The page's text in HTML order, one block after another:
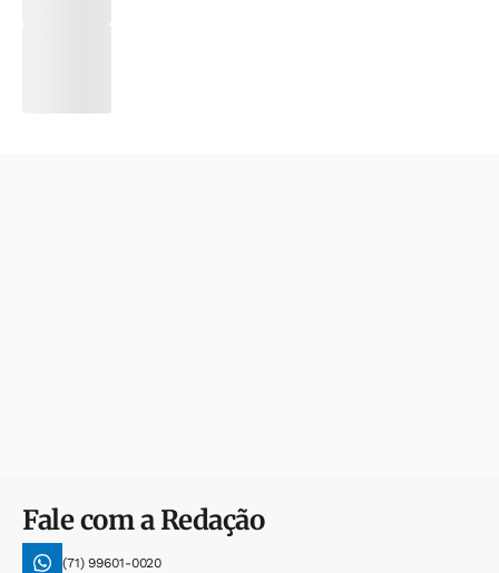
Fale com a Redação
(71) 99601-0020